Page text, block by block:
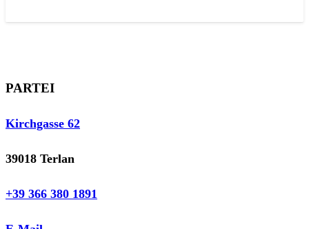
PARTEI
Kirchgasse 62
39018 Terlan
+39 366 380 1891